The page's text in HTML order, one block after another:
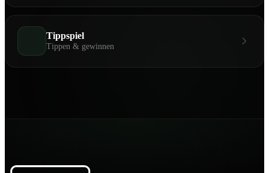
Tippspiel
Tippen & gewinnen